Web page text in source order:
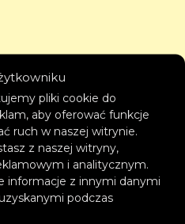
pliki cookie do
aby oferować funkcje
ruch w naszej witrynie.
z naszej witryny,
i analitycznym.
informacje z innymi danymi
podczas